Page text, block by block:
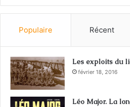
Populaire Récent
Les exploits du
février 18, 2016
Léo Major. La